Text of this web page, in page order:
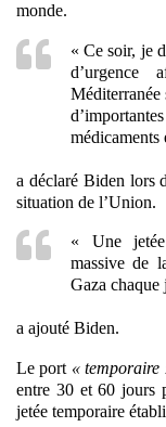
monde.
« Ce soir, je
d’urgence
Méditerranée
médicaments
a déclaré Biden lors
situation de l’Union.
« Une jetée
massive de
Gaza chaque
a ajouté Biden.
Le port « temporaire
entre 30 et 60 jours
jetée temporaire